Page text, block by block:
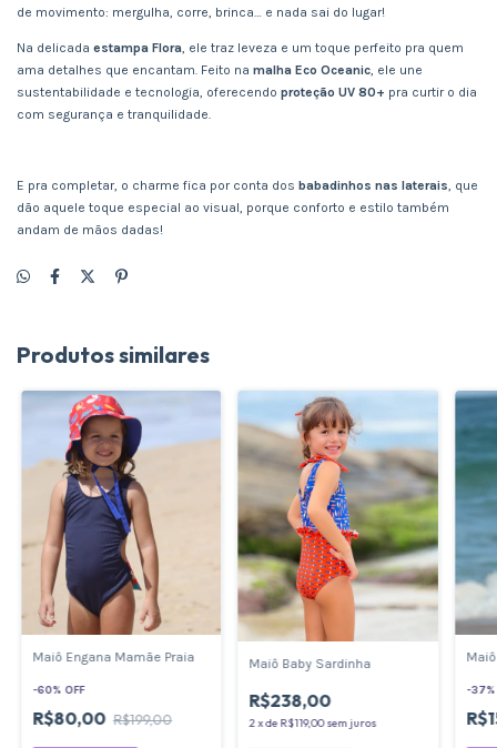
de movimento: mergulha, corre, brinca… e nada sai do lugar!
Na delicada estampa Flora, ele traz leveza e um toque perfeito pra quem
ama detalhes que encantam. Feito na malha Eco Oceanic, ele une
sustentabilidade e tecnologia, oferecendo proteção UV 80+ pra curtir o dia
com segurança e tranquilidade.
E pra completar, o charme fica por conta dos babadinhos nas laterais, que
dão aquele toque especial ao visual, porque conforto e estilo também
andam de mãos dadas!
Produtos similares
Maiô Engana Mamãe Praia
-60% OFF
R$80,00 R$199,00
Maiô Baby Sardinha
R$238,00
2xdeR$119,00sem juros
-37